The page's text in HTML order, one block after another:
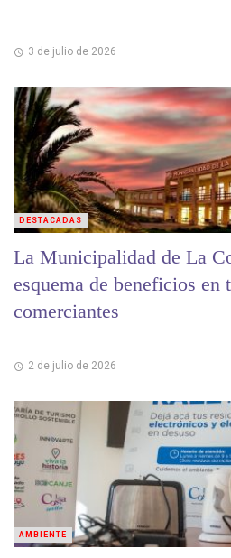
3 de julio de 2026
La Municipalidad de La
esquema de beneficios en
comerciantes
2 de julio de 2026
DESTACADAS
AMBIENTE